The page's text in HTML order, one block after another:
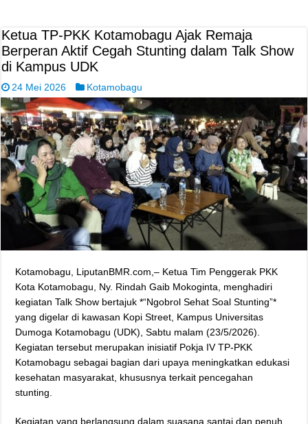
Ketua TP-PKK Kotamobagu Ajak Remaja
Berperan Aktif Cegah Stunting dalam Talk Show
di Kampus UDK
24 Mei 2026 Kotamobagu
Kotamobagu, LiputanBMR.com,– Ketua Tim Penggerak PKK
Kota Kotamobagu, Ny. Rindah Gaib Mokoginta, menghadiri
kegiatan Talk Show bertajuk *“Ngobrol Sehat Soal Stunting”*
yang digelar di kawasan Kopi Street, Kampus Universitas
Dumoga Kotamobagu (UDK), Sabtu malam (23/5/2026).
Kegiatan tersebut merupakan inisiatif Pokja IV TP-PKK
Kotamobagu sebagai bagian dari upaya meningkatkan edukasi
kesehatan masyarakat, khususnya terkait pencegahan
stunting.
Kegiatan yang berlangsung dalam suasana santai dan penuh